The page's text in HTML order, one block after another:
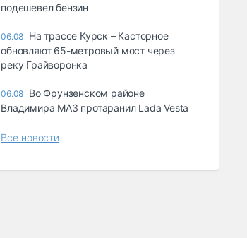
подешевел бензин
06.08 На трассе Курск – Касторное
обновляют 65-метровый мост через
реку Грайворонка
06.08 Во Фрунзенском районе
Владимира МАЗ протаранил Lada Vesta
Все новости